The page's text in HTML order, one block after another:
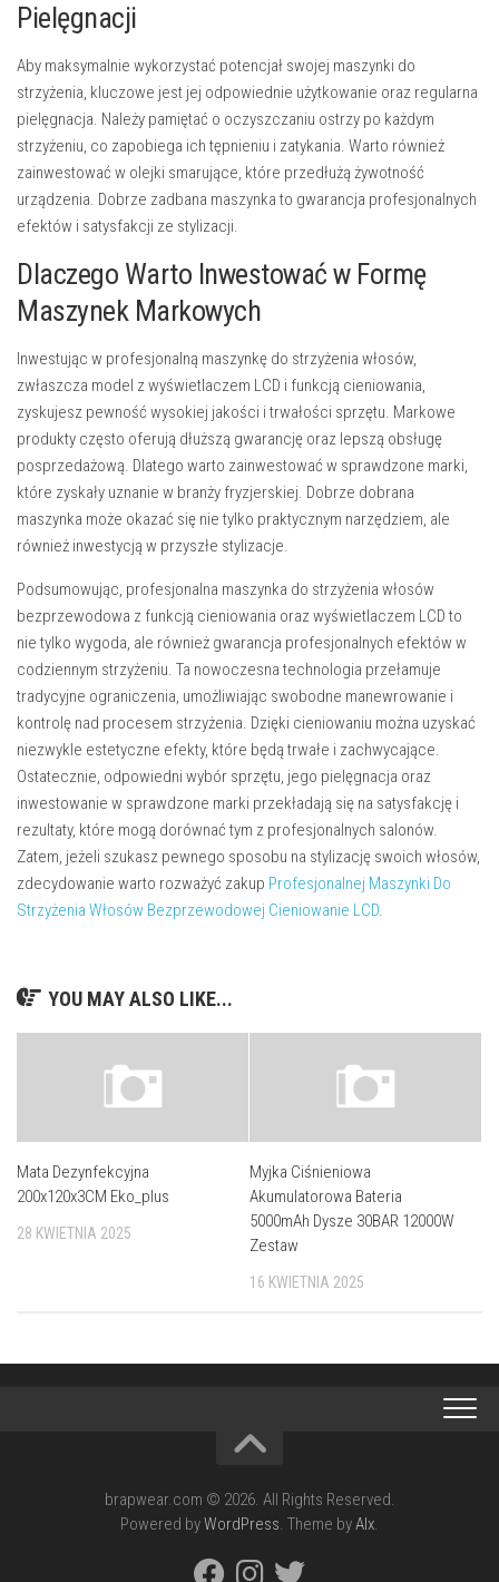
Pielęgnacji
Aby maksymalnie wykorzystać potencjał swojej maszynki do
strzyżenia, kluczowe jest jej odpowiednie użytkowanie oraz regularna
pielęgnacja. Należy pamiętać o oczyszczaniu ostrzy po każdym
strzyżeniu, co zapobiega ich tępnieniu i zatykania. Warto również
zainwestować w olejki smarujące, które przedłużą żywotność
urządzenia. Dobrze zadbana maszynka to gwarancja profesjonalnych
efektów i satysfakcji ze stylizacji.
Dlaczego Warto Inwestować w Formę
Maszynek Markowych
Inwestując w profesjonalną maszynkę do strzyżenia włosów,
zwłaszcza model z wyświetlaczem LCD i funkcją cieniowania,
zyskujesz pewność wysokiej jakości i trwałości sprzętu. Markowe
produkty często oferują dłuższą gwarancję oraz lepszą obsługę
posprzedażową. Dlatego warto zainwestować w sprawdzone marki,
które zyskały uznanie w branży fryzjerskiej. Dobrze dobrana
maszynka może okazać się nie tylko praktycznym narzędziem, ale
również inwestycją w przyszłe stylizacje.
Podsumowując, profesjonalna maszynka do strzyżenia włosów
bezprzewodowa z funkcją cieniowania oraz wyświetlaczem LCD to
nie tylko wygoda, ale również gwarancja profesjonalnych efektów w
codziennym strzyżeniu. Ta nowoczesna technologia przełamuje
tradycyjne ograniczenia, umożliwiając swobodne manewrowanie i
kontrolę nad procesem strzyżenia. Dzięki cieniowaniu można uzyskać
niezwykle estetyczne efekty, które będą trwałe i zachwycające.
Ostatecznie, odpowiedni wybór sprzętu, jego pielęgnacja oraz
inwestowanie w sprawdzone marki przekładają się na satysfakcję i
rezultaty, które mogą dorównać tym z profesjonalnych salonów.
Zatem, jeżeli szukasz pewnego sposobu na stylizację swoich włosów,
zdecydowanie warto rozważyć zakup Profesjonalnej Maszynki Do
Strzyżenia Włosów Bezprzewodowej Cieniowanie LCD.
YOU MAY ALSO LIKE...
Mata Dezynfekcyjna
200x120x3CM Eko_plus
28 KWIETNIA 2025
Myjka Ciśnieniowa
Akumulatorowa Bateria
5000mAh Dysze 30BAR 12000W
Zestaw
16 KWIETNIA 2025
brapwear.com © 2026. All Rights Reserved.
Powered byWordPress. Theme byAlx.